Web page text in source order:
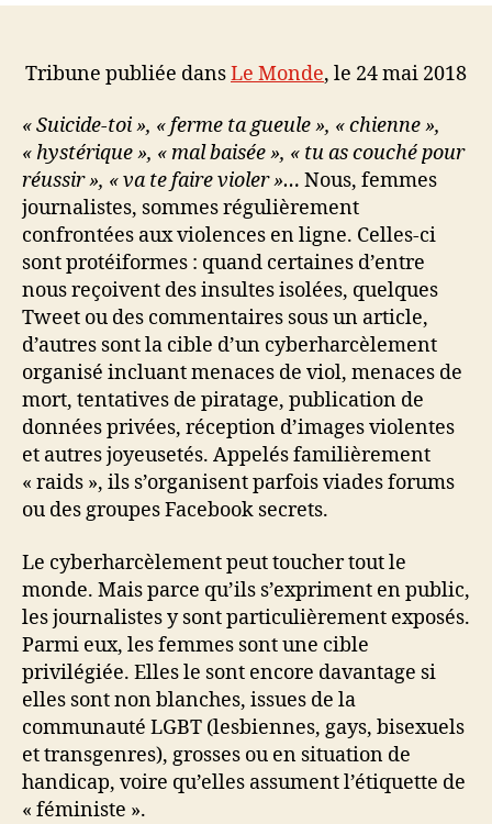
Tribune publiée dansLe Monde, le 24 mai 2018
« Suicide-toi », « ferme ta gueule », « chienne »,
« hystérique », « mal baisée », « tu as couché pour
réussir », « va te faire violer »… Nous, femmes
journalistes, sommes régulièrement
confrontées aux violences en ligne. Celles-ci
sont protéiformes : quand certaines d’entre
nous reçoivent des insultes isolées, quelques
Tweet ou des commentaires sous un article,
d’autres sont la cible d’un cyberharcèlement
organisé incluant menaces de viol, menaces de
mort, tentatives de piratage, publication de
données privées, réception d’images violentes
et autres joyeusetés. Appelés familièrement
« raids », ils s’organisent parfois viades forums
ou des groupes Facebook secrets.
Le cyberharcèlement peut toucher tout le
monde. Mais parce qu’ils s’expriment en public,
les journalistes y sont particulièrement exposés.
Parmi eux, les femmes sont une cible
privilégiée. Elles le sont encore davantage si
elles sont non blanches, issues de la
communauté LGBT (lesbiennes, gays, bisexuels
et transgenres), grosses ou en situation de
handicap, voire qu’elles assument l’étiquette de
« féministe ».